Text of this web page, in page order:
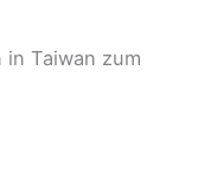
in Taiwan zum